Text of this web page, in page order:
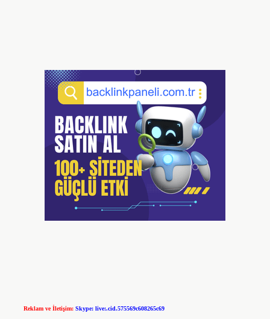
Reklam ve İletişim: Skype: live:.cid.575569c608265c69